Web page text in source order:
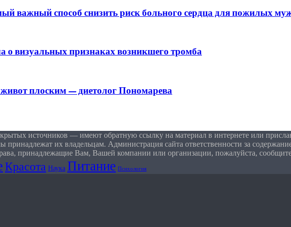
важный способ снизить риск больного сердца для пожилых
о визуальных признаках возникшего тромба
плоским — диетолог Пономарева
источников — имеют обратную ссылку на материал в интернете или
принадлежат их владельцам. Администрация сайта ответственности за
принадлежащие Вам, Вашей компании или организации, пожалуйста,
Красота Наука Питание Психология